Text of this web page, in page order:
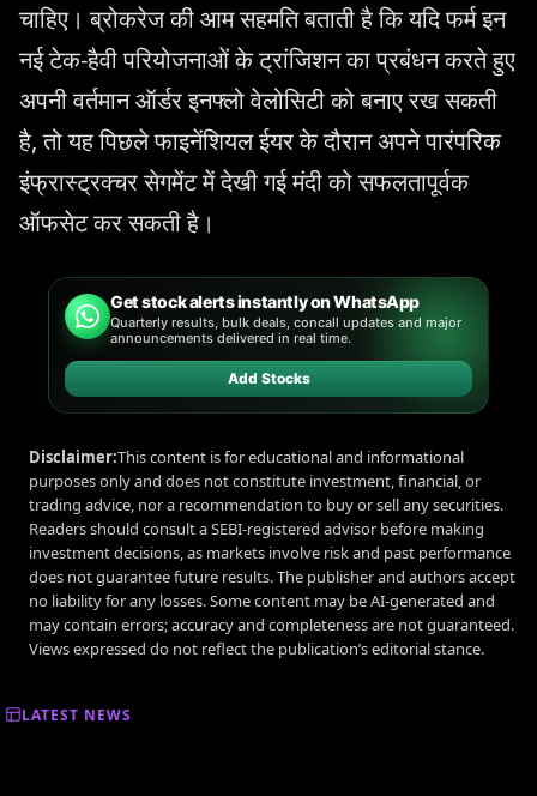
चाहिए। ब्रोकरेज की आम सहमति बताती है कि यदि फर्म इन
नई टेक-हैवी परियोजनाओं के ट्रांजिशन का प्रबंधन करते हुए
अपनी वर्तमान ऑर्डर इनफ्लो वेलोसिटी को बनाए रख सकती
है, तो यह पिछले फाइनेंशियल ईयर के दौरान अपने पारंपरिक
इंफ्रास्ट्रक्चर सेगमेंट में देखी गई मंदी को सफलतापूर्वक
ऑफसेट कर सकती है।
Get stock alerts instantly on WhatsApp
Quarterly results, bulk deals, concall updates and major
announcements delivered in real time.
Add Stocks
Disclaimer:This content is for educational and informational
purposes only and does not constitute investment, financial, or
trading advice, nor a recommendation to buy or sell any securities.
Readers should consult a SEBI-registered advisor before making
investment decisions, as markets involve risk and past performance
does not guarantee future results. The publisher and authors accept
no liability for any losses. Some content may be AI-generated and
may contain errors; accuracy and completeness are not guaranteed.
Views expressed do not reflect the publication’s editorial stance.
LATEST NEWS